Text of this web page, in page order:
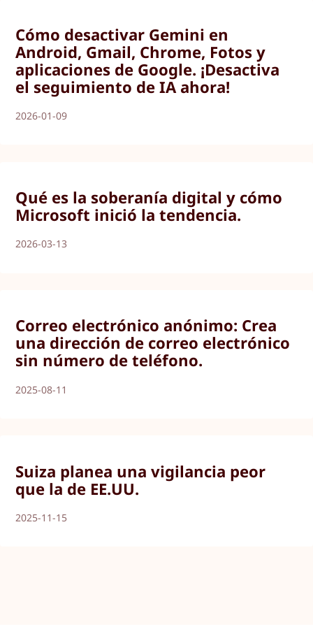
Cómo desactivar Gemini en
Android, Gmail, Chrome, Fotos y
aplicaciones de Google. ¡Desactiva
el seguimiento de IA ahora!
2026-01-09
Qué es la soberanía digital y cómo
Microsoft inició la tendencia.
2026-03-13
Correo electrónico anónimo: Crea
una dirección de correo electrónico
sin número de teléfono.
2025-08-11
Suiza planea una vigilancia peor
que la de EE.UU.
2025-11-15